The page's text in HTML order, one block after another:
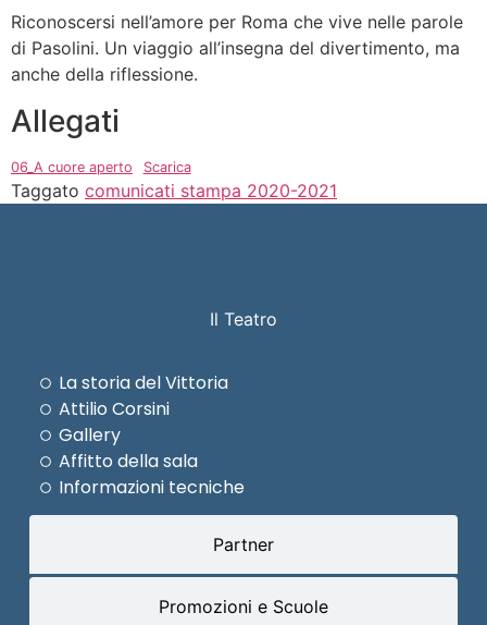
Riconoscersi nell’amore per Roma che vive nelle parole
di Pasolini. Un viaggio all’insegna del divertimento, ma
anche della riflessione.
Allegati
06_A cuore aperto Scarica
Taggato comunicati stampa 2020-2021
Il Teatro
Partner
Promozioni e Scuole
La storia del Vittoria
Attilio Corsini
Gallery
Affitto della sala
Informazioni tecniche